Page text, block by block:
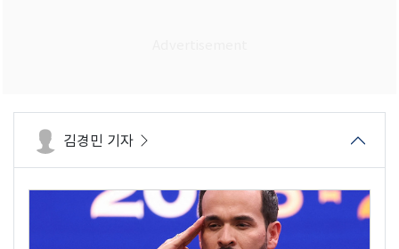
김경민 기자